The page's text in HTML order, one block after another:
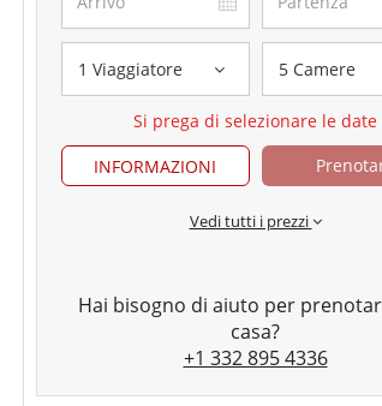
1 Viaggiatore 5 Camere
Si prega di selezionare le date
INFORMAZIONI
Vedi tutti i prezzi
Hai bisogno di aiuto per
casa?
+1 332 895 4336